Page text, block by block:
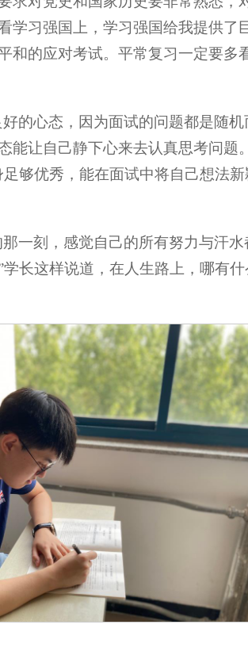
习强国上，学习强国给我提供了
和的应对考试。平常复习一定要多
的心态，因为面试的问题都是随
让自己静下心来去认真思考问题
够优秀，能在面试中将自己想法
一刻，感觉自己的所有努力与汗
长这样说道，在人生路上，哪有